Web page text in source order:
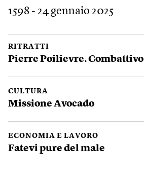
1598 - 24 gennaio 2025
RITRATTI
Pierre Poilievre. Combattivo
CULTURA
Missione Avocado
ECONOMIA E LAVORO
Fatevi pure del male